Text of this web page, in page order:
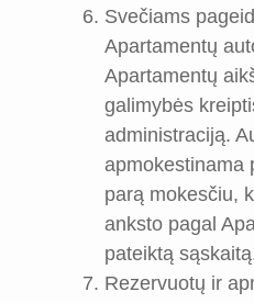
Svečiams
Apartamentų
Apartamentų
galimybės
administraciją.
apmokestinama
parą mokesčiu,
anksto pagal
pateiktą
Rezervuotų ir